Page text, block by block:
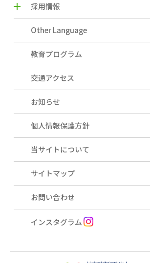
採用情報
Other Language
教育プログラム
交通アクセス
お知らせ
個人情報保護方針
当サイトについて
サイトマップ
お問い合わせ
インスタグラム